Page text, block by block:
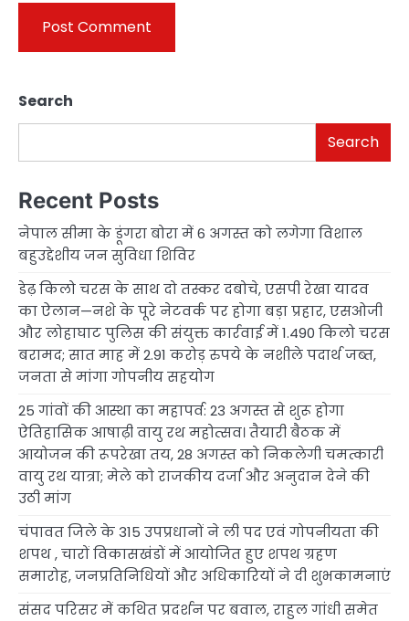
Search
Search
Recent Posts
नेपाल सीमा के डूंगरा बोरा में 6 अगस्त को लगेगा विशाल
बहुउद्देशीय जन सुविधा शिविर
डेढ़ किलो चरस के साथ दो तस्कर दबोचे, एसपी रेखा यादव
का ऐलान—नशे के पूरे नेटवर्क पर होगा बड़ा प्रहार, एसओजी
और लोहाघाट पुलिस की संयुक्त कार्रवाई में 1.490 किलो चरस
बरामद; सात माह में 2.91 करोड़ रुपये के नशीले पदार्थ जब्त,
जनता से मांगा गोपनीय सहयोग
25 गांवों की आस्था का महापर्व: 23 अगस्त से शुरू होगा
ऐतिहासिक आषाढ़ी वायु रथ महोत्सव। तैयारी बैठक में
आयोजन की रूपरेखा तय, 28 अगस्त को निकलेगी चमत्कारी
वायु रथ यात्रा; मेले को राजकीय दर्जा और अनुदान देने की
उठी मांग
चंपावत जिले के 315 उपप्रधानों ने ली पद एवं गोपनीयता की
शपथ , चारों विकासखंडों में आयोजित हुए शपथ ग्रहण
समारोह, जनप्रतिनिधियों और अधिकारियों ने दी शुभकामनाएं
संसद परिसर में कथित प्रदर्शन पर बवाल, राहुल गांधी समेत